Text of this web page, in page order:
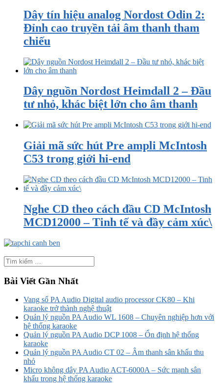
Dây tín hiệu analog Nordost Odin 2:
Đỉnh cao truyền tải âm thanh tham
chiếu
Dây nguồn Nordost Heimdall 2 – Đầu
tư nhỏ, khác biệt lớn cho âm thanh
Giải mã sức hút Pre ampli McIntosh
C53 trong giới hi-end
Nghe CD theo cách đầu CD McIntosh
MCD12000 – Tinh tế và đầy cảm xúc\
Bài Viết Gần Nhất
Vang số PA Audio Digital audio processor CK80 – Khi
karaoke trở thành nghệ thuật
Quản lý nguồn PA Audio WL 1608 – Chuyên nghiệp hơn với
hệ thống karaoke
Quản lý nguồn PA Audio DCP 1008 – Ổn định hệ thống
karaoke
Quản lý nguồn PA Audio CT 02 – Âm thanh sân khấu thu
nhỏ
Micro không dây PA Audio ACT-6000A – Sức mạnh sân
khấu trong hệ thống karaoke